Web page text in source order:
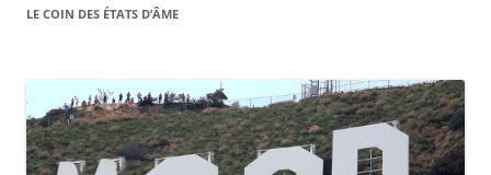
LE COIN DES ÉTATS D’ÂME